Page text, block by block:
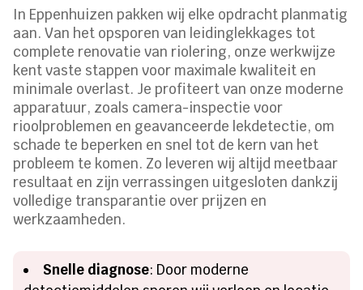
In Eppenhuizen pakken wij elke opdracht planmatig
aan. Van het opsporen van leidinglekkages tot
complete renovatie van riolering, onze werkwijze
kent vaste stappen voor maximale kwaliteit en
minimale overlast. Je profiteert van onze moderne
apparatuur, zoals camera-inspectie voor
rioolproblemen en geavanceerde lekdetectie, om
schade te beperken en snel tot de kern van het
probleem te komen. Zo leveren wij altijd meetbaar
resultaat en zijn verrassingen uitgesloten dankzij
volledige transparantie over prijzen en
werkzaamheden.
Snelle diagnose: Door moderne